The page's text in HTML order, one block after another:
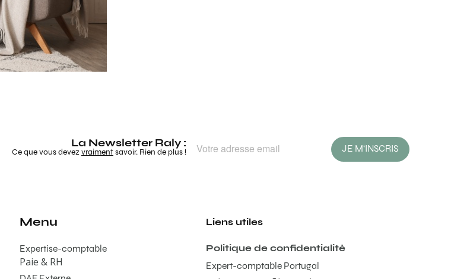
La Newsletter Raly :
Ce que vous devezvraimentsavoir. Rien de plus ! JE M'INSCRIS
Menu
Expertise-comptable
Paie & RH
Liens utiles
Politique de confidentialité
Expert-comptable Portugal